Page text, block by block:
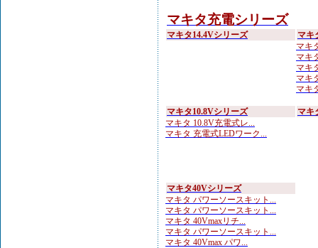
マキタ充電シリーズ
マキタ14.4Vシリーズ
マキ
マキ
マキ
マキ
マキ
マキ
マキタ10.8Vシリーズ
マキタ 10.8V充電式レ...
マキタ 充電式LEDワーク...
マキ
マキタ40Vシリーズ
マキタ パワーソースキット...
マキタ パワーソースキット...
マキタ 40Vmaxリチ...
マキタ パワーソースキット...
マキタ 40Vmax パワ...